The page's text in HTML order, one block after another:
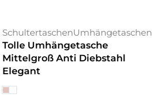
SchultertaschenUmhängetaschen
Tolle Umhängetasche
Mittelgroß Anti Diebstahl
Elegant